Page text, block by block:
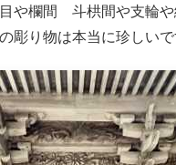
や欄間 斗栱間や支輪や
彫り物は本当に珍しいで